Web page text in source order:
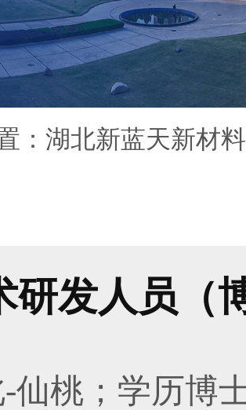
：湖北新蓝天新材
研发人员（
仙桃；学历博